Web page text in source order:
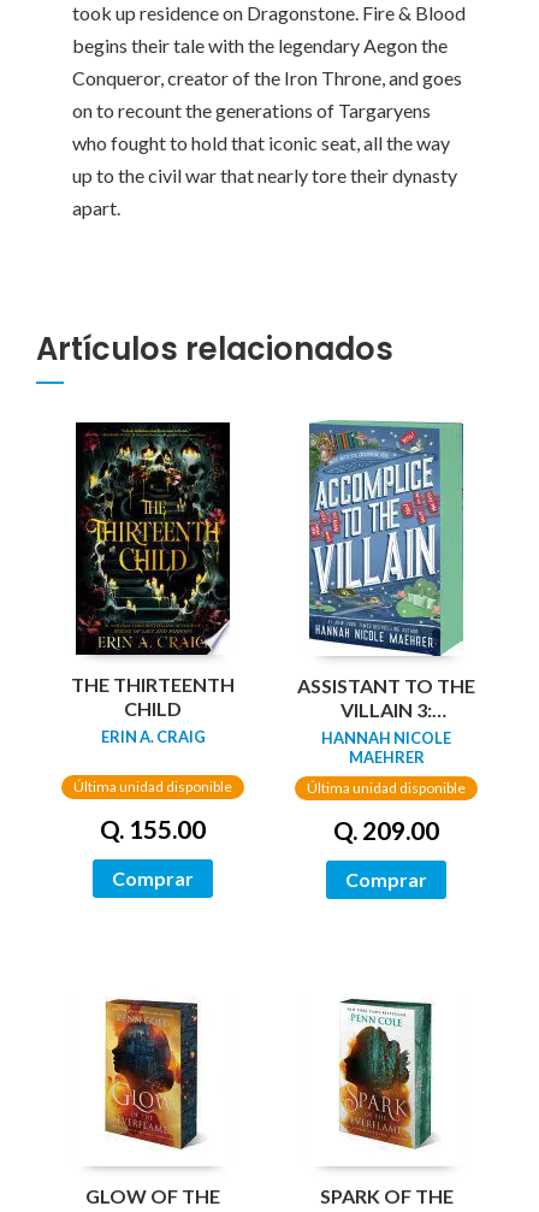
took up residence on Dragonstone. Fire & Blood
begins their tale with the legendary Aegon the
Conqueror, creator of the Iron Throne, and goes
on to recount the generations of Targaryens
who fought to hold that iconic seat, all the way
up to the civil war that nearly tore their dynasty
apart.
Artículos relacionados
THE THIRTEENTH
CHILD
ERIN A. CRAIG
Última unidad disponible
Q. 155.00
Comprar
ASSISTANT TO THE
VILLAIN 3:
ACCOMPLICE TO
THE VILLAIN
HANNAH NICOLE
MAEHRER
Última unidad disponible
Q. 209.00
Comprar
GLOW OF THE
SPARK OF THE